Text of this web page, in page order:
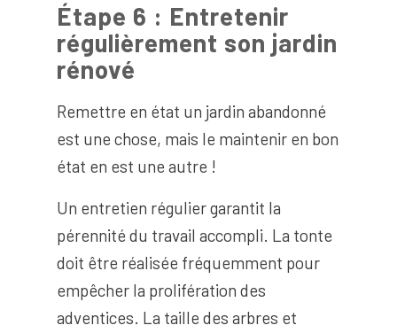
Étape 6 : Entretenir
régulièrement son jardin
rénové
Remettre en état un jardin abandonné
est une chose, mais le maintenir en bon
état en est une autre !
Un entretien régulier garantit la
pérennité du travail accompli. La tonte
doit être réalisée fréquemment pour
empêcher la prolifération des
adventices. La taille des arbres et